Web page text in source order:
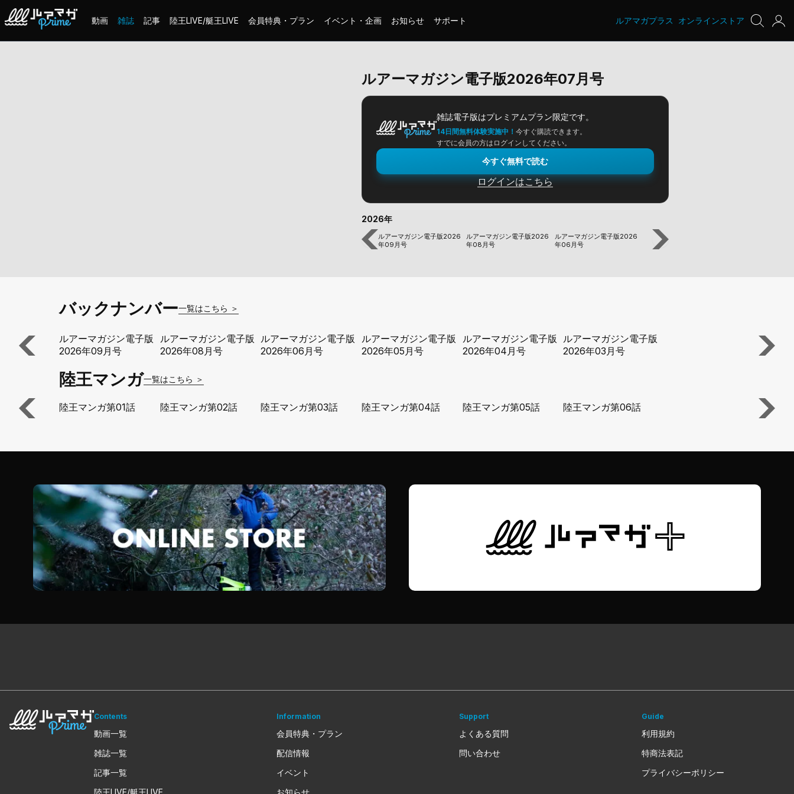
動画 雑誌 記事 陸王LIVE/艇王LIVE 会員特典・プラン イベント・企画 お知らせ サポート ルアマガプラス オンラインストア
ルアーマガジン電子版2026年07月号
雑誌電子版はプレミアムプラン限定です。
14日間無料体験実施中！今すぐ購読できます。
すでに会員の方はログインしてください。
今すぐ無料で読む
ログインはこちら
2026年
ルアーマガジン電子版2026
年09月号
ルアーマガジン電子版2026
年08月号
ルアーマガジン電子版2026
年06月号
ルアーマガジン電子版2026
年05月号
バックナンバー一覧はこちら ＞
ルアーマガジン電子版
2026年09月号
ルアーマガジン電子版
2026年08月号
ルアーマガジン電子版
2026年06月号
ルアーマガジン電子版
2026年05月号
ルアーマガジン電子版
2026年04月号
ルアーマガジン電子版
2026年03月号
ルアーマガ
2026年02月
陸王マンガ一覧はこちら ＞
陸王マンガ第01話 陸王マンガ第02話 陸王マンガ第03話 陸王マンガ第04話 陸王マンガ第05話 陸王マンガ第06話 陸王マンガ
Contents
動画一覧
雑誌一覧
記事一覧
陸王LIVE/艇王LIVE
Information
会員特典・プラン
配信情報
イベント
お知らせ
Support
よくある質問
問い合わせ
Guide
利用規約
特商法表記
プライバシーポリシー